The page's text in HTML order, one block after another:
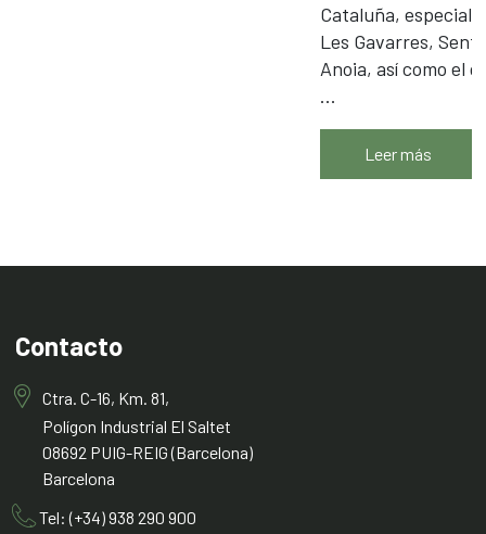
Cataluña,
Les Gavarres,
Anoia, así como el
...
Leer más
Contacto
Ctra. C-16, Km. 81,
Polígon Industrial El Saltet
08692 PUIG-REIG (Barcelona)
Barcelona
Tel: (+34) 938 290 900